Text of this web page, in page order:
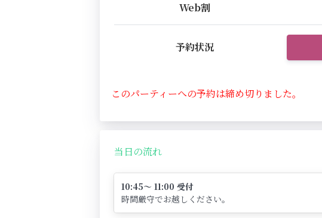
Web割
予約状況
このパーティーへの予約は締め切りました。
当日の流れ
10:45～ 11:00 受付
時間厳守でお越しください。